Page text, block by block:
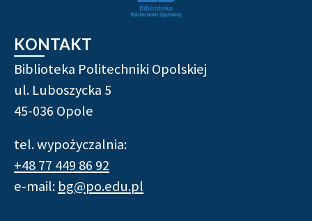
KONTAKT
Biblioteka Politechniki Opolskiej
ul. Luboszycka 5
45-036 Opole
tel. wypożyczalnia:
+48 77 449 86 92
e-mail: bg@po.edu.pl